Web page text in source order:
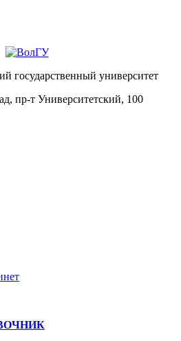
государственный университет
пр-т Университетский, 100